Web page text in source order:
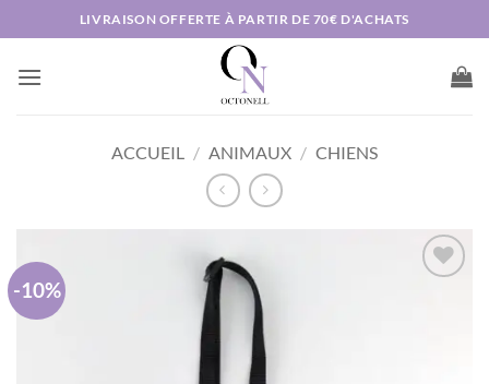
au
contenu
LIVRAISON OFFERTE À PARTIR DE 70€ D'ACHATS
ACCUEIL / ANIMAUX / CHIENS
-10%